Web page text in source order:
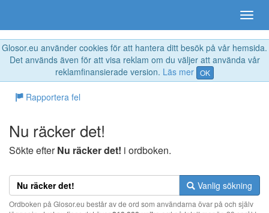
Glosor.eu använder cookies för att hantera ditt besök på vår hemsida.
Det används även för att visa reklam om du väljer att använda vår
reklamfinansierade version. Läs mer OK
Rapportera fel
Nu räcker det!
Sökte efterNu räcker det! i ordboken.
Vanlig sökning
Ordboken på Glosor.eu består av de ord som användarna övar på och själv